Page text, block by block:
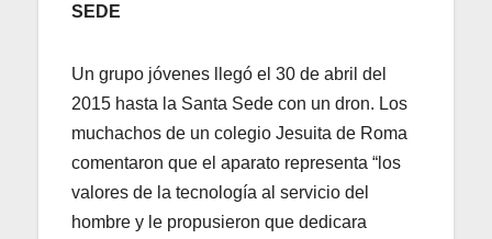
SEDE
Un grupo jóvenes llegó el 30 de abril del
2015 hasta la Santa Sede con un dron. Los
muchachos de un colegio Jesuita de Roma
comentaron que el aparato representa “los
valores de la tecnología al servicio del
hombre y le propusieron que dedicara